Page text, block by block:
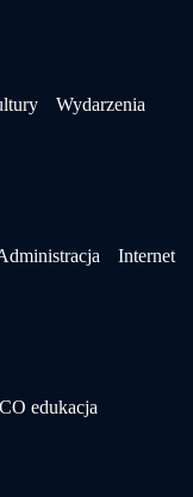
Wydarzenia
Internet
edukacja